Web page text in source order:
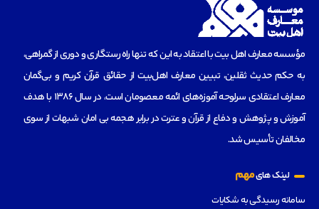
مؤسسه‌ معارف اهل بیت با اعتقاد به این که تنها راه رستگاری و دوری از گمراهی،
به حکم حدیث ثقلین، تبیین معارف اهل‌بیت از حقائق قرآن کریم و بی‌گمان
معارف اعتقادی سرلوحه آموزه‌های ائمه معصومان است، در سال 1386 با هدف
آموزش و پژوهش و دفاع از قرآن و عترت در برابر هجمه بی امان شبهات از سوی
مخالفان تأسیس شد.
لینک هایمهم
سامانه رسیدگی به شکایات